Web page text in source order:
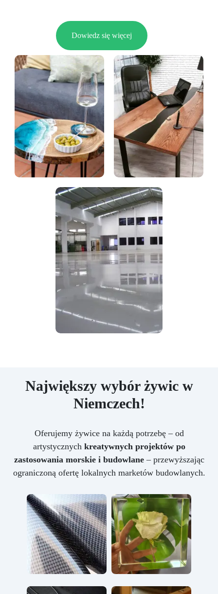
Dowiedz się więcej
Największy wybór żywic w
Niemczech!
Oferujemy żywice na każdą potrzebę – od
artystycznych kreatywnych projektów po
zastosowania morskie i budowlane– przewyższając
ograniczoną ofertę lokalnych marketów budowlanych.